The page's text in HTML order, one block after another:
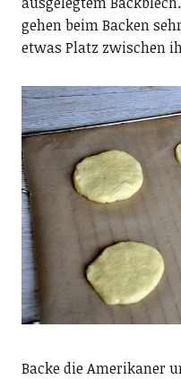
gehen beim Backen
etwas Platz zwischen
Backe die Amerikaner